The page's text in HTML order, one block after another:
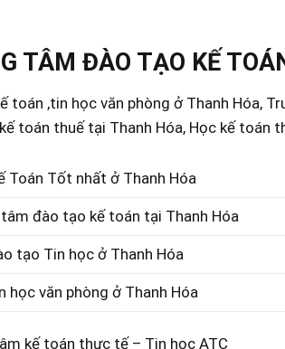
TÂM ĐÀO TẠO KẾ
toán ,tin học văn phòng ở Thanh Hóa,
toán thuế tại Thanh Hóa, Học kế toán
Toán Tốt nhất ở Thanh Hóa
đào tạo kế toán tại Thanh Hóa
tạo Tin học ở Thanh Hóa
học văn phòng ở Thanh Hóa
kế toán thực tế – Tin học ATC